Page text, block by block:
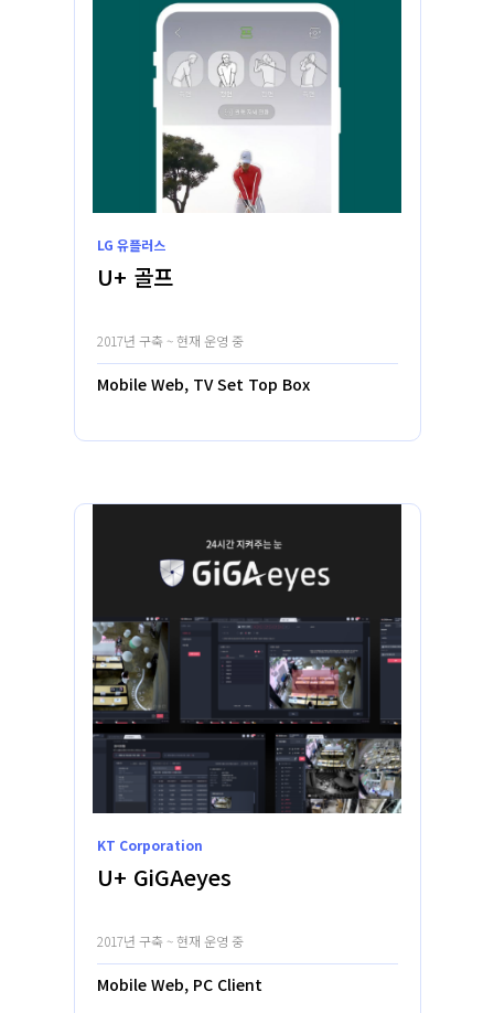
LG 유플러스
U+ 골프
2017년 구축 ~ 현재 운영 중
Mobile Web, TV Set Top Box
KT Corporation
U+ GiGAeyes
2017년 구축 ~ 현재 운영 중
Mobile Web, PC Client